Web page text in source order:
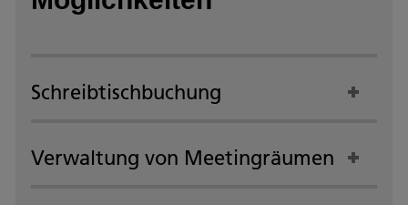
Schreibtischbuchung
Verwaltung von Meetingräumen